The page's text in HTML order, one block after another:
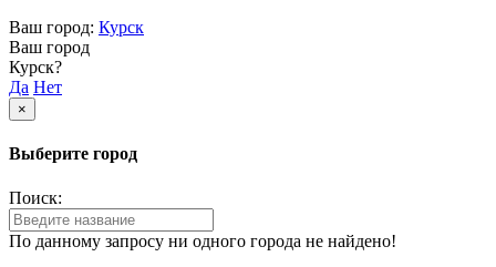
Ваш город: Курск
Ваш город
Курск?
Да Нет
×
Выберите город
Поиск:
По данному запросу ни одного города не найдено!